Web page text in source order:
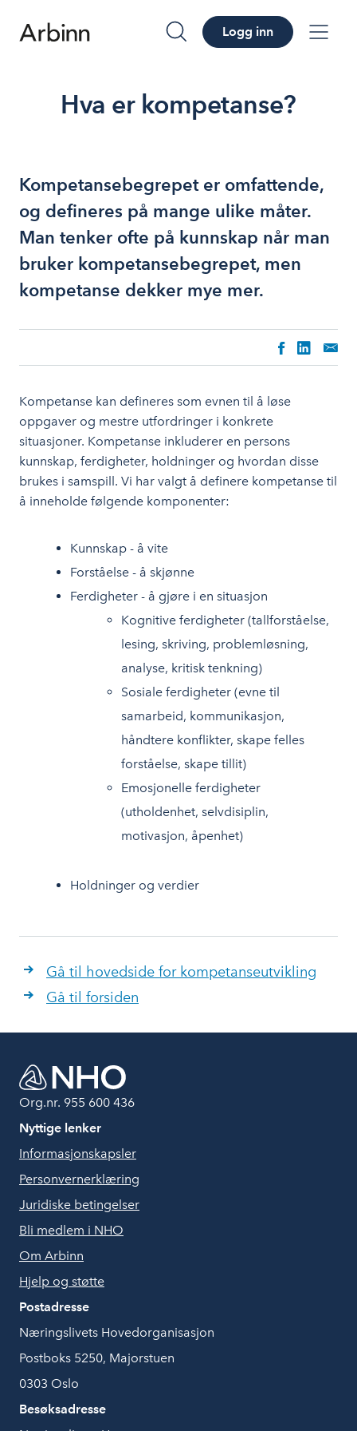
søk Logg inn
Hva er kompetanse?
Kompetansebegrepet er omfattende,
og defineres på mange ulike måter.
Man tenker ofte på kunnskap når man
bruker kompetansebegrepet, men
kompetanse dekker mye mer.
Kompetanse kan defineres som evnen til å løse
oppgaver og mestre utfordringer i konkrete
situasjoner. Kompetanse inkluderer en persons
kunnskap, ferdigheter, holdninger og hvordan disse
brukes i samspill. Vi har valgt å definere kompetanse til
å inneholde følgende komponenter:
Kunnskap - å vite
Forståelse - å skjønne
Ferdigheter - å gjøre i en situasjon
Kognitive ferdigheter (tallforståelse,
lesing, skriving, problemløsning,
analyse, kritisk tenkning)
Sosiale ferdigheter (evne til
samarbeid, kommunikasjon,
håndtere konflikter, skape felles
forståelse, skape tillit)
Emosjonelle ferdigheter
(utholdenhet, selvdisiplin,
motivasjon, åpenhet)
Holdninger og verdier
Gå til hovedside for kompetanseutvikling
Gå til forsiden
Org.nr. 955 600 436
Nyttige lenker
Informasjonskapsler
Personvernerklæring
Juridiske betingelser
Bli medlem i NHO
Om Arbinn
Hjelp og støtte
Postadresse
Næringslivets Hovedorganisasjon
Postboks 5250, Majorstuen
0303 Oslo
Besøksadresse